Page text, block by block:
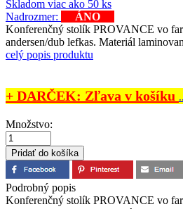
Skladom viac ako 50 ks
Nadrozmer:
ÁNO
Konferenčný stolík PROVANCE vo
andersen/dub lefkas. Materiál
celý popis produktu
+ DARČEK: Zľava v košíku
Množstvo:
Podrobný popis
Konferenčný stolík PROVANCE vo